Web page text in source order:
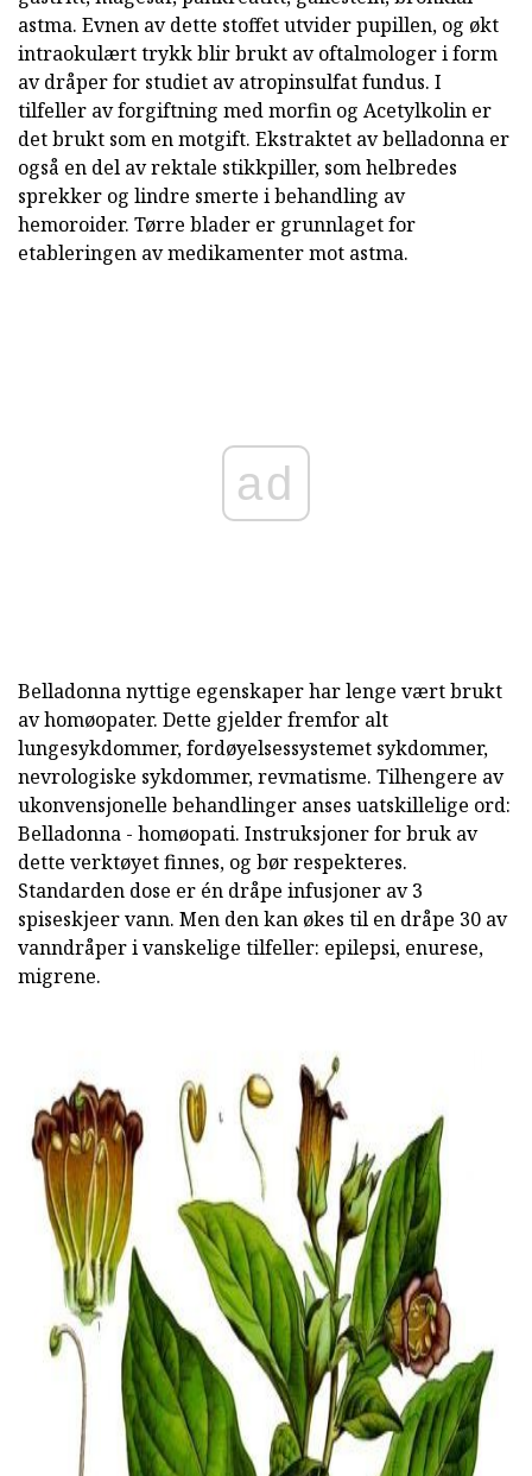
astma. Evnen av dette stoffet utvider pupillen, og økt
intraokulært trykk blir brukt av oftalmologer i form
av dråper for studiet av atropinsulfat fundus. I
tilfeller av forgiftning med morfin og Acetylkolin er
det brukt som en motgift. Ekstraktet av belladonna er
også en del av rektale stikkpiller, som helbredes
sprekker og lindre smerte i behandling av
hemoroider. Tørre blader er grunnlaget for
etableringen av medikamenter mot astma.
ad
Belladonna nyttige egenskaper har lenge vært brukt
av homøopater. Dette gjelder fremfor alt
lungesykdommer, fordøyelsessystemet sykdommer,
nevrologiske sykdommer, revmatisme. Tilhengere av
ukonvensjonelle behandlinger anses uatskillelige ord:
Belladonna - homøopati. Instruksjoner for bruk av
dette verktøyet finnes, og bør respekteres.
Standarden dose er én dråpe infusjoner av 3
spiseskjeer vann. Men den kan økes til en dråpe 30 av
vanndråper i vanskelige tilfeller: epilepsi, enurese,
migrene.